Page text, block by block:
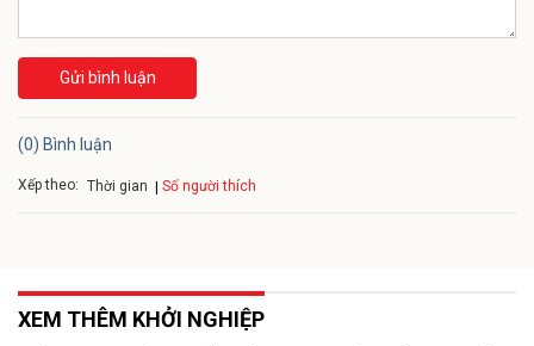
Gửi bình luận
(0) Bình luận
Xếp theo: Thời gian Số người thích
XEM THÊM KHỞI NGHIỆP